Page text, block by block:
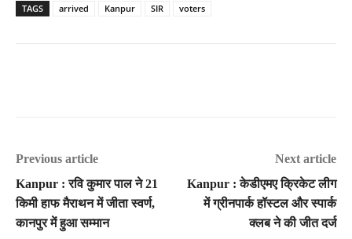
TAGS arrived Kanpur SIR voters
Previous article
Kanpur : रवि कुमार पाल ने 21
किमी हाफ मैराथन में जीता स्वर्ण,
कानपुर में हुआ सम्मान
Next article
Kanpur : केडीएमए क्रिकेट लीग
में ग्रीनपार्क हॉस्टल और स्पार्क
क्लब ने की जीत दर्ज